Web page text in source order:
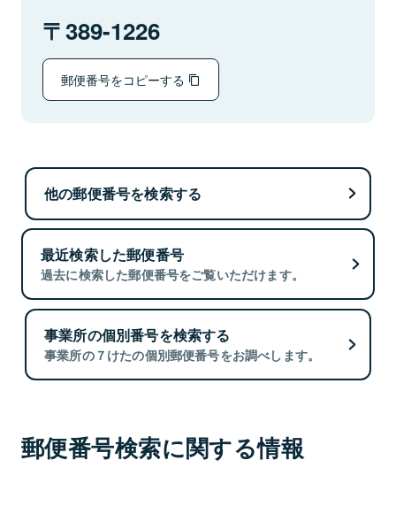
389-1226
郵便番号をコピーする
他の郵便番号を検索する
最近検索した郵便番号
過去に検索した郵便番号をご覧いただけます。
事業所の個別番号を検索する
事業所の７けたの個別郵便番号をお調べします。
郵便番号検索に関する情報